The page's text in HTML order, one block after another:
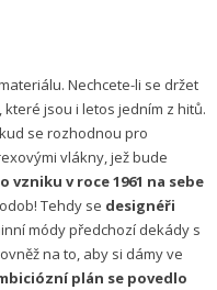
Nechcete-li se držet
jsou i letos jedním z hitů.
se rozhodnou pro
vlákny, jež bude
vzniku v roce 1961 na sebe
Tehdy se designéři
módy předchozí dekády s
na to, aby si dámy ve
plán se povedlo